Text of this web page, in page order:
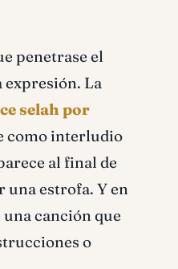
penetrase el
expresión. La
selah por
como interludio
al final de
estrofa. Y en
una canción que
o